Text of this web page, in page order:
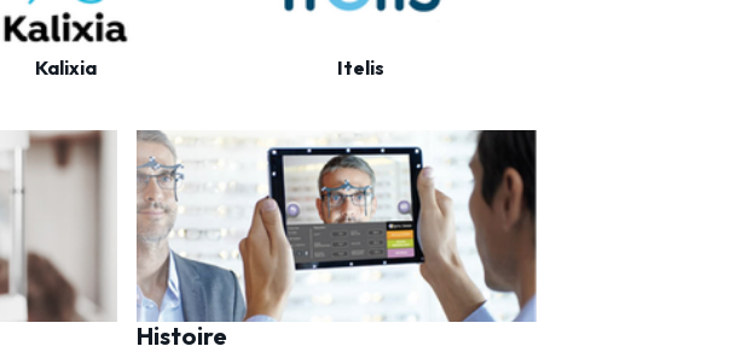
Kalixia Itelis
Histoire